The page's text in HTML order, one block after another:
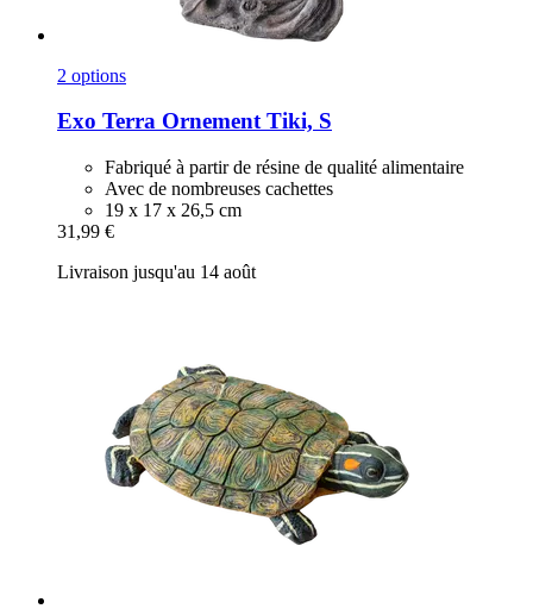
2 options
Exo Terra Ornement Tiki, S
Fabriqué à partir de résine de qualité alimentaire
Avec de nombreuses cachettes
19 x 17 x 26,5 cm
31,99 €
Livraison jusqu'au 14 août